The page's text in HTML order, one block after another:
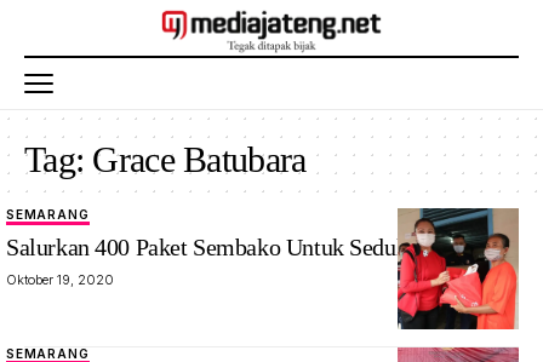
Tag: Grace Batubara
SEMARANG
Salurkan 400 Paket Sembako Untuk Sedulur Sikep
Oktober 19, 2020
SEMARANG